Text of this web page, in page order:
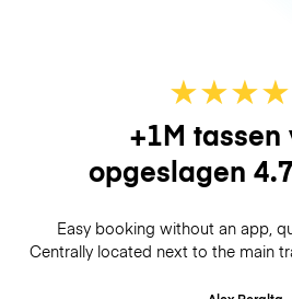
★★★★
+1M
opgeslagen 4.7
Easy booking without an app,
Centrally located next to the main